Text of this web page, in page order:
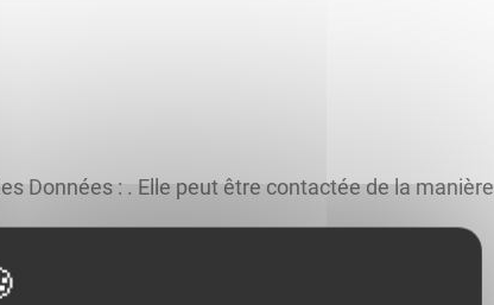
Données : . Elle peut être contactée de la manière